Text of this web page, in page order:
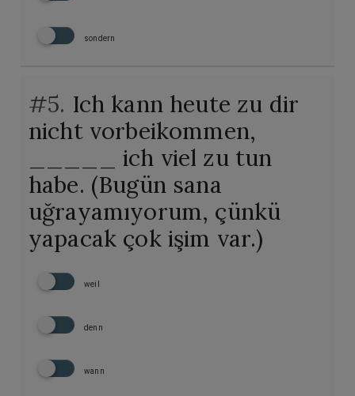
sondern
#5. Ich kann heute zu dir
nicht vorbeikommen,
_____ ich viel zu tun
habe. (Bugün sana
uğrayamıyorum, çünkü
yapacak çok işim var.)
weil
denn
wann